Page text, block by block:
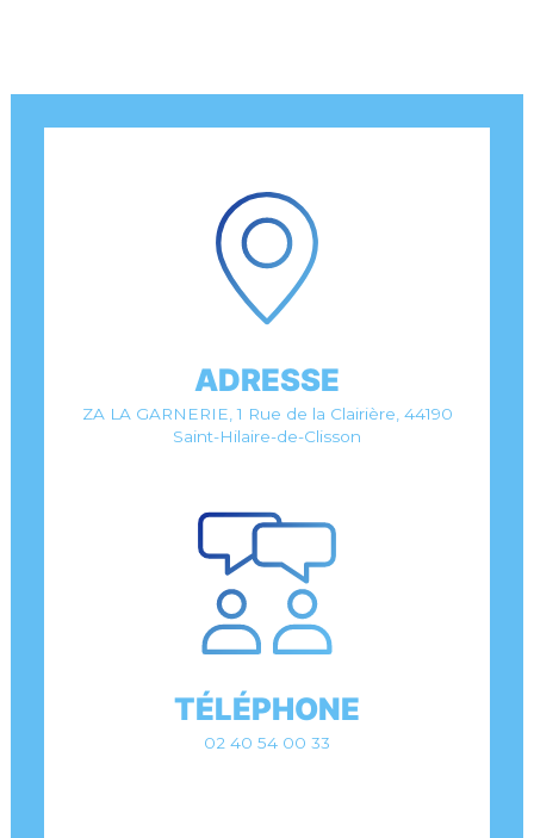
ADRESSE
ZA LA GARNERIE, 1 Rue de la Clairière, 44190
Saint-Hilaire-de-Clisson
TÉLÉPHONE
02 40 54 00 33